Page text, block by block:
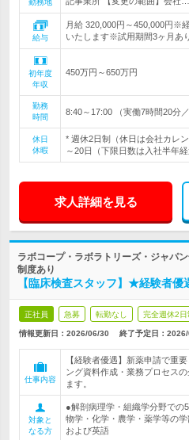
勤務地
給与
月給 320,000円～450,000円※
いたします※試用期間3ヶ月あ
初年度
年収
450万円～650万円
勤務
時間
8:40～17:00 （実働7時間20分
休日
休暇
* 週休2日制（休日は会社カレ
～20日（下限日数は入社半年
求人詳細を見る
ラボコープ・ラボラトリーズ・ジャパ
制度あり
【臨床検査スタッフ】★経験者
正社員 急募 転勤なし 完全週休2日
情報更新日：2026/06/30 終了予定日：
仕事内容
【経験者優遇】新薬申請で重
ング資料作成・業務プロセス
ます。
対象と
なる方
●解剖病理学・組織学分野での
物学・化学・農学・薬学等の
および英語